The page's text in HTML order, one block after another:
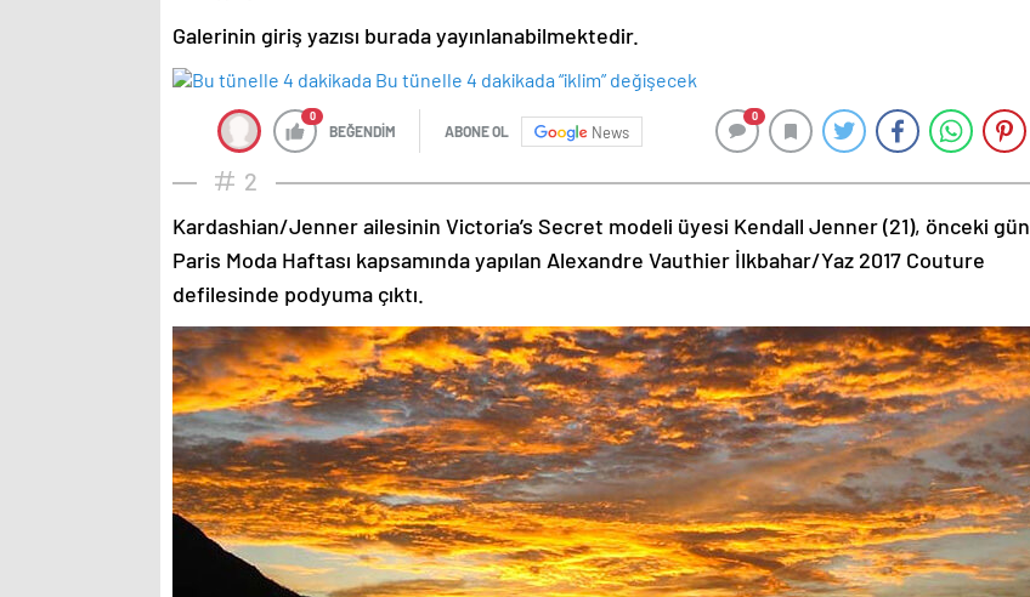
Galerinin giriş yazısı burada yayınlanabilmektedir.
0
BEĞENDİM ABONE OL News
0
2
Kardashian/Jenner ailesinin Victoria’s Secret modeli üyesi Kendall Jenner (21), önceki gün
Paris Moda Haftası kapsamında yapılan Alexandre Vauthier İlkbahar/Yaz 2017 Couture
defilesinde podyuma çıktı.